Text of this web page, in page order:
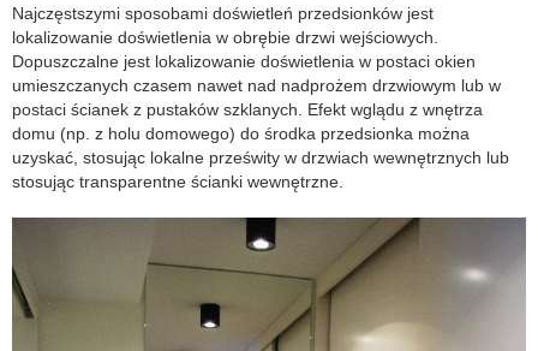
Najczęstszymi sposobami doświetleń przedsionków jest
lokalizowanie doświetlenia w obrębie drzwi wejściowych.
Dopuszczalne jest lokalizowanie doświetlenia w postaci okien
umieszczanych czasem nawet nad nadprożem drzwiowym lub w
postaci ścianek z pustaków szklanych. Efekt wglądu z wnętrza
domu (np. z holu domowego) do środka przedsionka można
uzyskać, stosując lokalne prześwity w drzwiach wewnętrznych lub
stosując transparentne ścianki wewnętrzne.